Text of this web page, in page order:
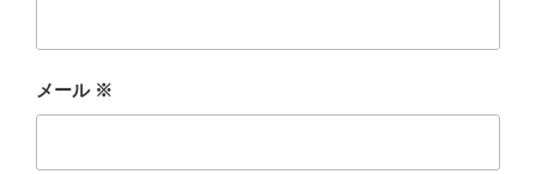
メール ※